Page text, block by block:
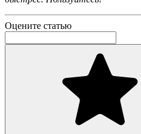
Оцените статью